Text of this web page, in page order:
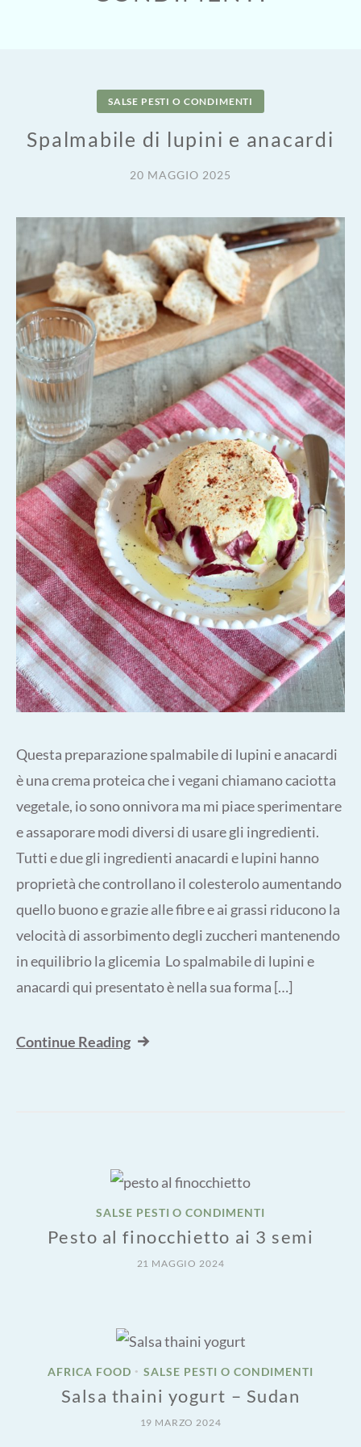
SALSE PESTI O CONDIMENTI
Spalmabile di lupini e anacardi
20 MAGGIO 2025
Questa preparazione spalmabile di lupini e anacardi
è una crema proteica che i vegani chiamano caciotta
vegetale, io sono onnivora ma mi piace sperimentare
e assaporare modi diversi di usare gli ingredienti.
Tutti e due gli ingredienti anacardi e lupini hanno
proprietà che controllano il colesterolo aumentando
quello buono e grazie alle fibre e ai grassi riducono la
velocità di assorbimento degli zuccheri mantenendo
in equilibrio la glicemia Lo spalmabile di lupini e
anacardi qui presentato è nella sua forma […]
Continue Reading
SALSE PESTI O CONDIMENTI
Pesto al finocchietto ai 3 semi
21 MAGGIO 2024
AFRICA FOOD • SALSE PESTI O CONDIMENTI
Salsa thaini yogurt – Sudan
19 MARZO 2024